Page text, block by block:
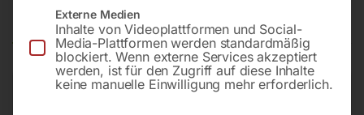
Produktsicherheit
Externe Medien
Inhalte von Videoplattformen und Social-
Media-Plattformen werden standardmäßig
blockiert. Wenn externe Services akzeptiert
werden, ist für den Zugriff auf diese Inhalte
keine manuelle Einwilligung mehr erforderlich.